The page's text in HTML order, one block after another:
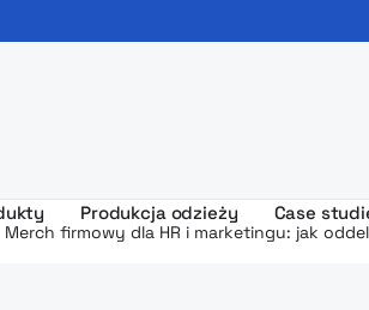
firmowe z logo - MerchUp
Produkcja odzieży Case
Merch firmowy dla HR i marketingu: jak